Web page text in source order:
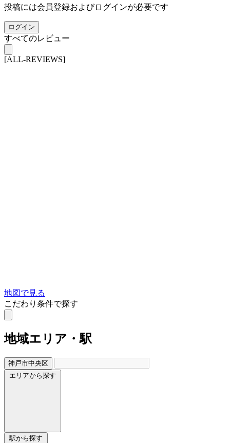
投稿には会員登録およびログインが必要です
ログイン
すべてのレビュー
[ALL-REVIEWS]
地図で見る
こだわり条件で探す
地域エリア・駅
神戸市中央区
エリアから探す
駅から探す